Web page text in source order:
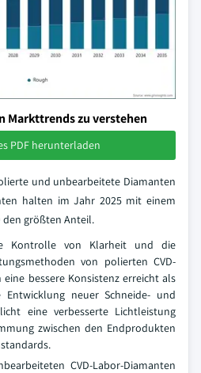
Markttrends zu verstehen
PDF herunterladen
und unbearbeitete Diamanten
halten im Jahr 2025 mit einem
den größten Anteil.
Kontrolle von Klarheit und die
von polierten CVD-
bessere Konsistenz erreicht als
neuer Schneide- und
eine verbesserte Lichtleistung
zwischen den Endprodukten
CVD-Labor-Diamanten